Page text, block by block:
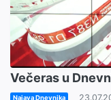
Večeras u
Najava Dnevnika